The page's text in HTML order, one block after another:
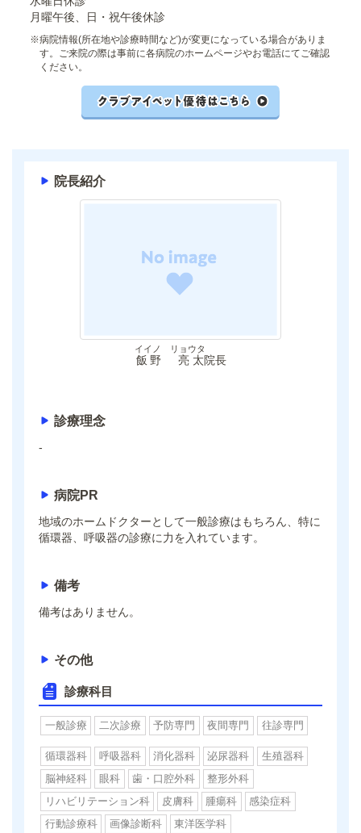
月曜午後、日・祝午後休診
※病院情報(所在地や診療時間など)が変更になっている場合がありま
す。ご来院の際は事前に各病院のホームページやお電話にてご確認
ください。
院長紹介
飯野 亮太
イイノ リョウタ
院長
診療理念
-
病院PR
地域のホームドクターとして一般診療はもちろん、特に
循環器、呼吸器の診療に力を入れています。
備考
備考はありません。
その他
診療科目
一般診療 二次診療 予防専門 夜間専門 往診専門
循環器科 呼吸器科 消化器科 泌尿器科
生殖器科
脳神経科
眼科 歯・口腔外科
整形外科
リハビリテーション科
皮膚科 腫瘍科
感染症科
行動診療科
画像診断科 東洋医学科